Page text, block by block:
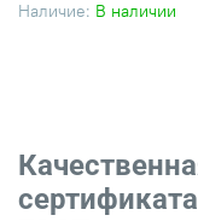
Наличие: В наличии